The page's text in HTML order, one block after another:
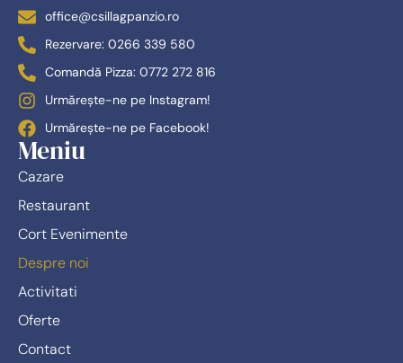
office@csillagpanzio.ro
Rezervare: 0266 339 580
Comandă Pizza: 0772 272 816
Urmărește-ne pe Instagram!
Urmărește-ne pe Facebook!
Meniu
Cazare
Restaurant
Cort Evenimente
Despre noi
Activitati
Oferte
Contact